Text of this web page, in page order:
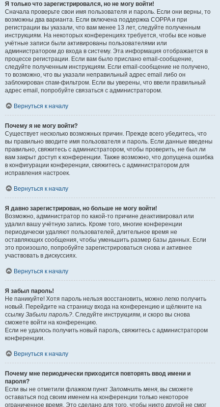
Я только что зарегистрировался, но не могу войти!
Сначала проверьте свои имя пользователя и пароль. Если они верны, то
возможны два варианта. Если включена поддержка COPPA и при
регистрации вы указали, что вам менее 13 лет, следуйте полученным
инструкциям. На некоторых конференциях требуется, чтобы все новые
учётные записи были активированы пользователями или
администратором до входа в систему. Эта информация отображается в
процессе регистрации. Если вам было прислано email-сообщение,
следуйте полученным инструкциям. Если email-сообщение не получено,
то возможно, что вы указали неправильный адрес email либо он
заблокирован спам-фильтром. Если вы уверены, что ввели правильный
адрес email, попробуйте связаться с администратором.
Вернуться к началу
Почему я не могу войти?
Существует несколько возможных причин. Прежде всего убедитесь, что
вы правильно вводите имя пользователя и пароль. Если данные введены
правильно, свяжитесь с администратором, чтобы проверить, не был ли
вам закрыт доступ к конференции. Также возможно, что допущена ошибка
в конфигурации конференции, свяжитесь с администратором для
исправления настроек.
Вернуться к началу
Я давно зарегистрирован, но больше не могу войти!
Возможно, администратор по какой-то причине деактивировал или
удалил вашу учётную запись. Кроме того, многие конференции
периодически удаляют пользователей, длительное время не
оставляющих сообщения, чтобы уменьшить размер базы данных. Если
это произошло, попробуйте зарегистрироваться снова и активнее
участвовать в дискуссиях.
Вернуться к началу
Я забыл пароль!
Не паникуйте! Хотя пароль нельзя восстановить, можно легко получить
новый. Перейдите на страницу входа на конференцию и щёлкните на
ссылку Забыли пароль?. Следуйте инструкциям, и скоро вы снова
сможете войти на конференцию.
Если не удалось получить новый пароль, свяжитесь с администратором
конференции.
Вернуться к началу
Почему мне периодически приходится повторять ввод имени и
пароля?
Если вы не отметили флажком пункт Запомнить меня, вы сможете
оставаться под своим именем на конференции только некоторое
ограниченное время. Это сделано для того, чтобы никто другой не смог